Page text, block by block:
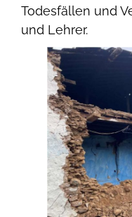
Todesfällen und
und Lehrer.